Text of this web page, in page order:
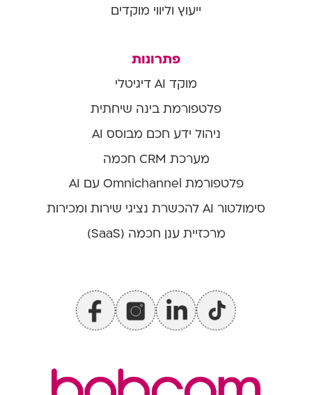
ייעוץ וליווי מוקדים
פתרונות
מוקד AI דיגיטלי
פלטפורמת בינה שיחתית
ניהול ידע חכם מבוסס AI
מערכת CRM חכמה
פלטפורמת Omnichannel עם AI
סימולטור AI להכשרת נציגי שירות ומכירות
מרכזיית ענן חכמה (SaaS)